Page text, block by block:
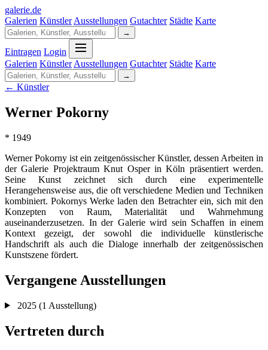
galerie.de
Galerien Künstler Ausstellungen Gutachter Städte Karte
→
Eintragen Login
Galerien Künstler Ausstellungen Gutachter Städte Karte
→
← Künstler
Werner Pokorny
* 1949
Werner Pokorny ist ein zeitgenössischer Künstler, dessen Arbeiten in
der Galerie Projektraum Knut Osper in Köln präsentiert werden.
Seine Kunst zeichnet sich durch eine experimentelle
Herangehensweise aus, die oft verschiedene Medien und Techniken
kombiniert. Pokornys Werke laden den Betrachter ein, sich mit den
Konzepten von Raum, Materialität und Wahrnehmung
auseinanderzusetzen. In der Galerie wird sein Schaffen in einem
Kontext gezeigt, der sowohl die individuelle künstlerische
Handschrift als auch die Dialoge innerhalb der zeitgenössischen
Kunstszene fördert.
Vergangene Ausstellungen
2025 (1 Ausstellung)
Vertreten durch